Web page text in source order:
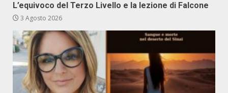
L’equivoco del Terzo Livello e la lezione di Falcone
3 Agosto 2026